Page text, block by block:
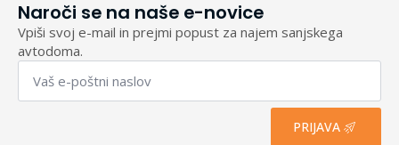
Naroči se na naše e-novice
Vpiši svoj e-mail in prejmi popust za najem sanjskega
avtodoma.
Email
PRIJAVA